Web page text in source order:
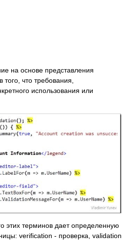
на основе представления
того, что требования,
использования или
этих терминов дает определенную
verification - проверка, validation